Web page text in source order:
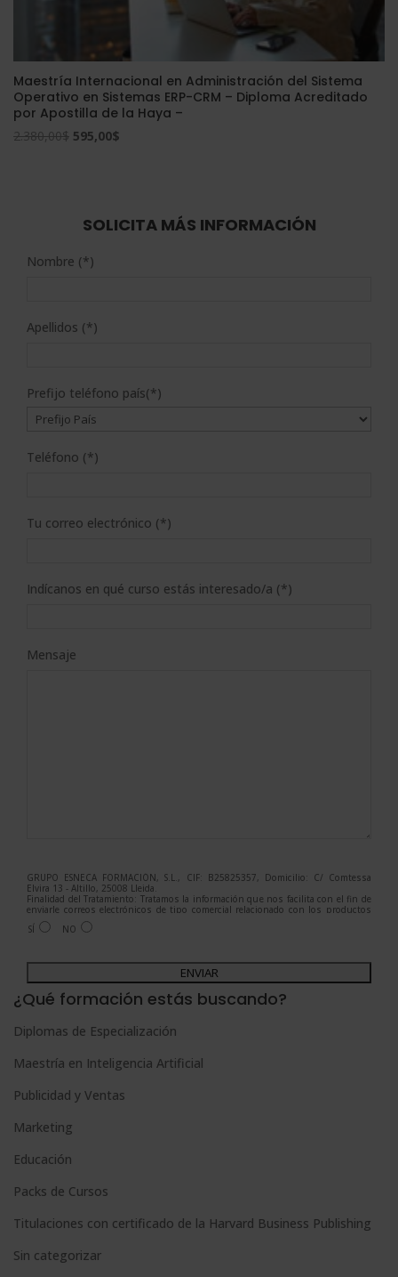
Maestría Internacional en Administración del Sistema
Operativo en Sistemas ERP-CRM – Diploma Acreditado
por Apostilla de la Haya –
2.380,00$ El
2.380,00$.
595,00$
595,00$.
SOLICITA MÁS INFORMACIÓN
Nombre (*)
Apellidos (*)
Prefijo teléfono país(*)
Teléfono (*)
Tu correo electrónico (*)
Indícanos en qué curso estás interesado/a (*)
Mensaje
GRUPO ESNECA FORMACIÓN, S.L., CIF: B25825357, Domicilio: C/ Comtessa
Elvira 13 - Altillo, 25008 Lleida.
Finalidad del Tratamiento: Tratamos la información que nos facilita con el fin de
enviarle correos electrónicos de tipo comercial relacionado con los productos
ofrecidos y otros tipo de productos que fueran de su interés.
Legitimación del tratamiento: Consentimiento del interesado.
Para más información consulte nuestra Política de Privacidad.
Desea recibir información comercial (vía telefónica y/o email):
SÍ NO
A
l
e
r
n
i
v
e
¿Qué formación estás buscando?
Diplomas de Especialización
Maestría en Inteligencia Artificial
Publicidad y Ventas
Marketing
Educación
Packs de Cursos
Titulaciones con certificado de la Harvard Business Publishing
Sin categorizar